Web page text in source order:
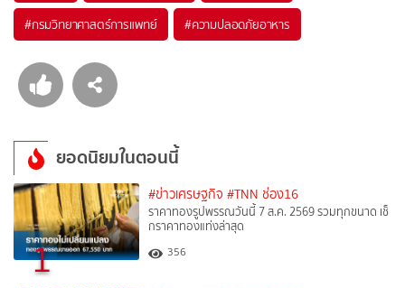
#กรมวิทยาศาสตร์การแพทย์ #ความปลอดภัยอาหาร
ยอดนิยมในตอนนี้
1
#ข่าวเศรษฐกิจ #TNN ช่อง16
ราคาทองรูปพรรณวันนี้ 7 ส.ค. 2569 รวมทุกขนาด เช็
กราคาทองแท่งล่าสุด
356